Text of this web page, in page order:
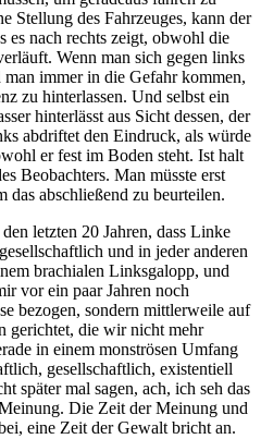
Stellung des Fahrzeuges, kann der
es nach rechts zeigt, obwohl die
Wenn man sich gegen links
immer in die Gefahr kommen,
zu hinterlassen. Und selbst ein
hinterlässt aus Sicht dessen, der
abdriftet den Eindruck, als würde
er fest im Boden steht. Ist halt
Beobachters. Man müsste erst
das abschließend zu beurteilen.
letzten 20 Jahren, dass Linke
und in jeder anderen
brachialen Linksgalopp, und
vor ein paar Jahren noch
bezogen, sondern mittlerweile auf
gerichtet, die wir nicht mehr
in einem monströsen Umfang
gesellschaftlich, existentiell
später mal sagen, ach, ich seh das
Die Zeit der Meinung und
eine Zeit der Gewalt bricht an.